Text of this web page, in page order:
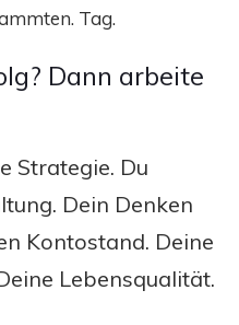
Tag.
Dann arbeite
Strategie. Du
Dein Denken
Kontostand. Deine
Lebensqualität.